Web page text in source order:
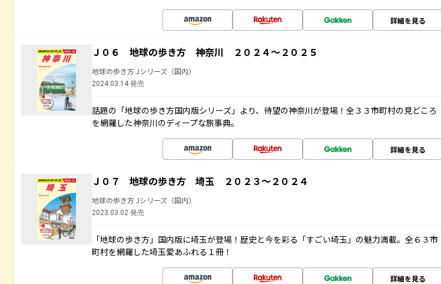
詳細を見る
Ｊ０６ 地球の歩き方 神奈川 ２０２４～２０２５
地球の歩き方 Jシリーズ（国内）
2024.03.14 発売
話題の「地球の歩き方国内版シリーズ」より、待望の神奈川が登場！全３３市町村の見どころ
を網羅した神奈川のディープな旅事典。
詳細を見る
Ｊ０７ 地球の歩き方 埼玉 ２０２３～２０２４
地球の歩き方 Jシリーズ（国内）
2023.03.02 発売
「地球の歩き方」国内版に埼玉が登場！歴史と今を彩る「すごい埼玉」の魅力満載。全６３市
町村を網羅した埼玉愛あふれる１冊！
詳細を見る